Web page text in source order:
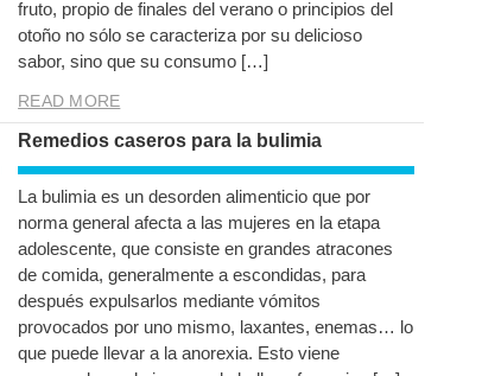
fruto, propio de finales del verano o principios del
otoño no sólo se caracteriza por su delicioso
sabor, sino que su consumo […]
READ MORE
Remedios caseros para la bulimia
La bulimia es un desorden alimenticio que por
norma general afecta a las mujeres en la etapa
adolescente, que consiste en grandes atracones
de comida, generalmente a escondidas, para
después expulsarlos mediante vómitos
provocados por uno mismo, laxantes, enemas… lo
que puede llevar a la anorexia. Esto viene